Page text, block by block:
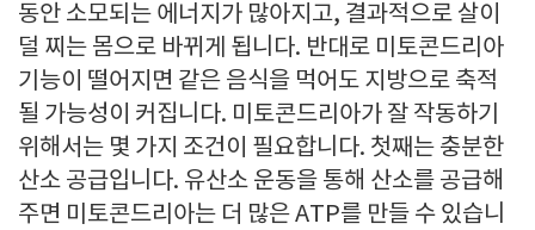
동안 소모되는 에너지가 많아지고, 결과적으로 살이
덜 찌는 몸으로 바뀌게 됩니다. 반대로 미토콘드리아
기능이 떨어지면 같은 음식을 먹어도 지방으로 축적
될 가능성이 커집니다. 미토콘드리아가 잘 작동하기
위해서는 몇 가지 조건이 필요합니다. 첫째는 충분한
산소 공급입니다. 유산소 운동을 통해 산소를 공급해
주면 미토콘드리아는 더 많은 ATP를 만들 수 있습니